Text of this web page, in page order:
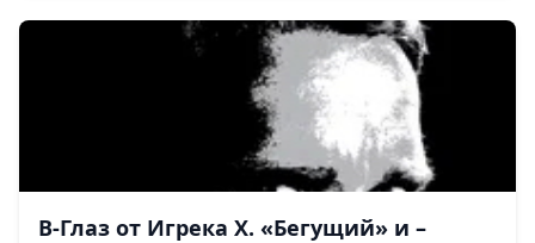
В-Глаз от Игрека Х. «Бегущий» и –